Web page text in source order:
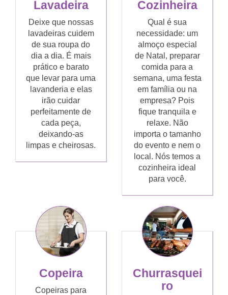
Lavadeira
Deixe que nossas
lavadeiras cuidem
de sua roupa do
dia a dia. É mais
prático e barato
que levar para uma
lavanderia e elas
irão cuidar
perfeitamente de
cada peça,
deixando-as
limpas e cheirosas.
Cozinheira
Qual é sua
necessidade: um
almoço especial
de Natal, preparar
comida para a
semana, uma festa
em família ou na
empresa? Pois
fique tranquila e
relaxe. Não
importa o tamanho
do evento e nem o
local. Nós temos a
cozinheira ideal
para você.
Copeira
Copeiras para
Churrasquei
ro